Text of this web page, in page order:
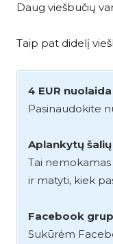
Daug viešbučių
Taip pat didelį
4 EUR
Pasinaudokite
Aplankytų
Tai nemokamas
ir matyti, kiek
Facebook
Sukūrėm